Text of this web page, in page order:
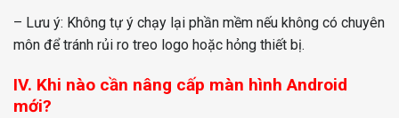
– Lưu ý: Không tự ý chạy lại phần mềm nếu không có chuyên
môn để tránh rủi ro treo logo hoặc hỏng thiết bị.
IV. Khi nào cần nâng cấp màn hình Android
mới?